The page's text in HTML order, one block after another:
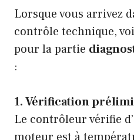
Lorsque vous arrivez
contrôle technique,
pour la partie
:
1. Vérification
Le contrôleur vérifie